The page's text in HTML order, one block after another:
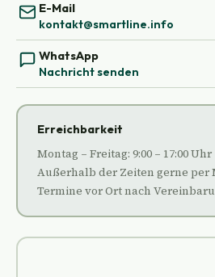
E-Mail
kontakt@smartline.info
WhatsApp
Nachricht senden
Erreichbarkeit
Montag – Freitag: 9:00 – 17:00 Uhr
Außerhalb der Zeiten gerne per
Termine vor Ort nach